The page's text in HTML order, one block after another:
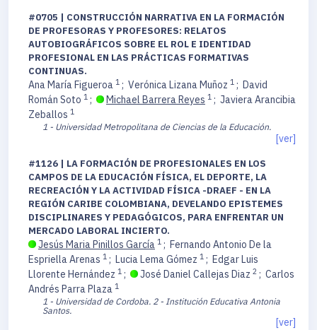
#0705 | CONSTRUCCIÓN NARRATIVA EN LA FORMACIÓN
DE PROFESORAS Y PROFESORES: RELATOS
AUTOBIOGRÁFICOS SOBRE EL ROL E IDENTIDAD
PROFESIONAL EN LAS PRÁCTICAS FORMATIVAS
CONTINUAS.
Ana María Figueroa 1 ; Verónica Lizana Muñoz 1 ; David
Román Soto 1 ; Michael Barrera Reyes 1 ; Javiera Arancibia
Zeballos 1
1 - Universidad Metropolitana de Ciencias de la Educación.
[ver]
#1126 | LA FORMACIÓN DE PROFESIONALES EN LOS
CAMPOS DE LA EDUCACIÓN FÍSICA, EL DEPORTE, LA
RECREACIÓN Y LA ACTIVIDAD FÍSICA -DRAEF - EN LA
REGIÓN CARIBE COLOMBIANA, DEVELANDO EPISTEMES
DISCIPLINARES Y PEDAGÓGICOS, PARA ENFRENTAR UN
MERCADO LABORAL INCIERTO.
Jesús Maria Pinillos García 1 ; Fernando Antonio De la
Espriella Arenas 1 ; Lucia Lema Gómez 1 ; Edgar Luis
Llorente Hernández 1 ; José Daniel Callejas Diaz 2 ; Carlos
Andrés Parra Plaza 1
1 - Universidad de Cordoba. 2 - Institución Educativa Antonia
Santos.
[ver]